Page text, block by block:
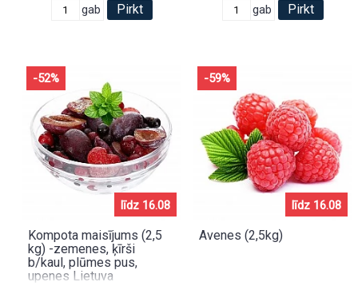
gab Pirkt gab Pirkt
līdz 16.08
-52%
Kompota maisījums (2,5
kg) -zemenes, ķīrši
b/kaul, plūmes pus,
upenes Lietuva
līdz 16.08
-59%
Avenes (2,5kg)